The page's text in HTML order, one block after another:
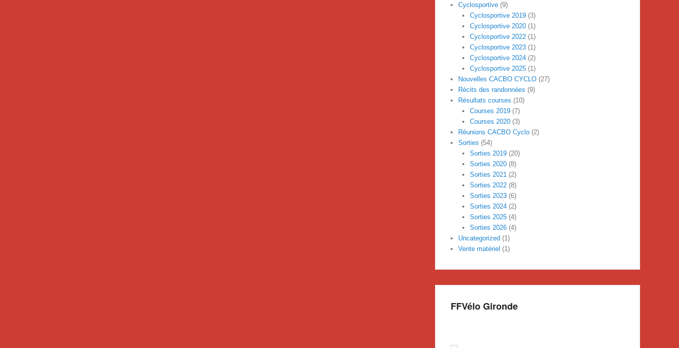
Cyclosportive (9)
Cyclosportive 2019(3)
Cyclosportive 2020(1)
Cyclosportive 2022(1)
Cyclosportive 2023(1)
Cyclosportive 2024(2)
Cyclosportive 2025(1)
Nouvelles CACBO CYCLO (27)
Récits des randonnées (9)
Résultats courses (10)
Courses 2019(7)
Courses 2020(3)
Réunions CACBO Cyclo (2)
Sorties (54)
Sorties 2019(20)
Sorties 2020(8)
Sorties 2021 (2)
Sorties 2022(8)
Sorties 2023(6)
Sorties 2024(2)
Sorties 2025(4)
Sorties 2026(4)
Uncategorized (1)
Vente matériel (1)
FFVélo Gironde